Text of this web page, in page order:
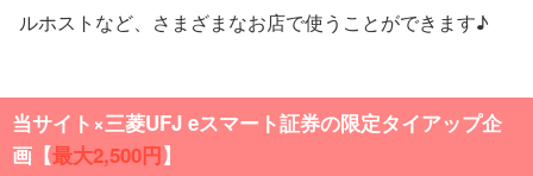
ルホストなど、さまざまなお店で使うことができます♪
当サイト×三菱UFJ eスマート証券の限定タイアップ企
画【最大2,500円】